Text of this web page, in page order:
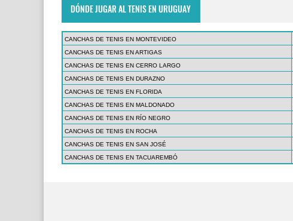
DÓNDE JUGAR AL TENIS EN URUGUAY
CANCHAS DE TENIS EN MONTEVIDEO
CANCHAS DE TENIS EN ARTIGAS
CANCHAS DE TENIS EN CERRO LARGO
CANCHAS DE TENIS EN DURAZNO
CANCHAS DE TENIS EN FLORIDA
CANCHAS DE TENIS EN MALDONADO
CANCHAS DE TENIS EN RÍO NEGRO
CANCHAS DE TENIS EN ROCHA
CANCHAS DE TENIS EN SAN JOSÉ
CANCHAS DE TENIS EN TACUAREMBÓ